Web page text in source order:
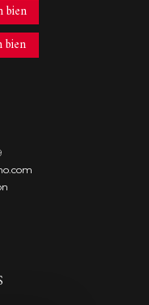
bien
bien